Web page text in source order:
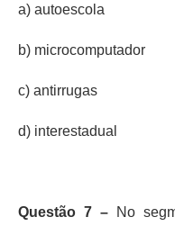
a) autoescola
b) microcomputador
c) antirrugas
d) interestadual
Questão 7 –No